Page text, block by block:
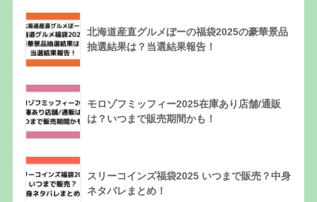
北海道産直グルメぼーの福袋2025の豪華景品
抽選結果は？当選結果報告！
モロゾフミッフィー2025在庫あり店舗/通販
は？いつまで販売期間かも！
スリーコインズ福袋2025 いつまで販売？中身
ネタバレまとめ！